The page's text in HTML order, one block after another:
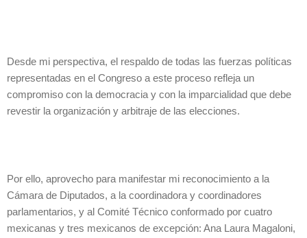
Desde mi perspectiva, el respaldo de todas las fuerzas políticas
representadas en el Congreso a este proceso refleja un
compromiso con la democracia y con la imparcialidad que debe
revestir la organización y arbitraje de las elecciones.
Por ello, aprovecho para manifestar mi reconocimiento a la
Cámara de Diputados, a la coordinadora y coordinadores
parlamentarios, y al Comité Técnico conformado por cuatro
mexicanas y tres mexicanos de excepción: Ana Laura Magaloni,